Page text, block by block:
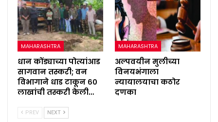
MAHARASHTRA
धान कोंड्याच्या पोत्यांआड
सागवान तस्करी; वन
विभागाने धाड टाकून ६०
लाखांची तस्करी केली…
MAHARASHTRA
अल्पवयीन मुलीच्या
विनयभंगाला
न्यायालयाचा कठोर
दणका
PREV NEXT